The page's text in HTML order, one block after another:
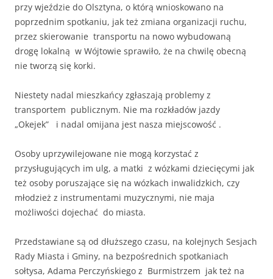
przy wjeździe do Olsztyna, o którą wnioskowano na
poprzednim spotkaniu, jak też zmiana organizacji ruchu,
przez skierowanie transportu na nowo wybudowaną
drogę lokalną w Wójtowie sprawiło, że na chwilę obecną
nie tworzą się korki.
Niestety nadal mieszkańcy zgłaszają problemy z
transportem publicznym. Nie ma rozkładów jazdy
„Okejek” i nadal omijana jest nasza miejscowość .
Osoby uprzywilejowane nie mogą korzystać z
przysługujących im ulg, a matki z wózkami dziecięcymi jak
też osoby poruszające się na wózkach inwalidzkich, czy
młodzież z instrumentami muzycznymi, nie maja
możliwości dojechać do miasta.
Przedstawiane są od dłuższego czasu, na kolejnych Sesjach
Rady Miasta i Gminy, na bezpośrednich spotkaniach
sołtysa, Adama Perczyńskiego z Burmistrzem jak też na